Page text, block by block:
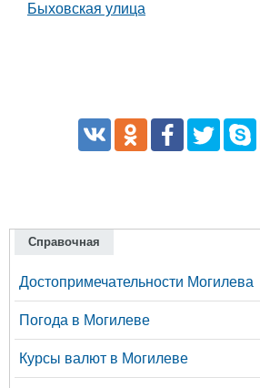
Быховская улица
Справочная
Достопримечательности Могилева
Погода в Могилеве
Курсы валют в Могилеве